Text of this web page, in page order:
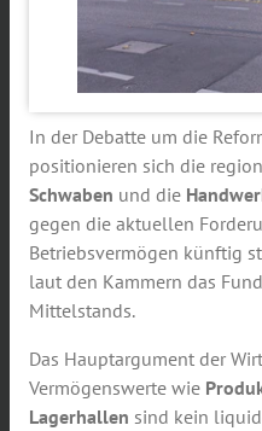
In der Debatte um die
positionieren sich die
Schwaben und die
gegen die aktuellen
Betriebsvermögen künftig
laut den Kammern das
Mittelstands.
Das Hauptargument der
Vermögenswerte wie
Lagerhallen sind kein